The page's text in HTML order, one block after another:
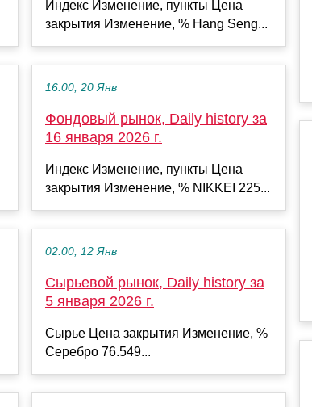
Индекс Изменение, пункты Цена
закрытия Изменение, % Hang Seng...
16:00, 20 Янв
Фондовый рынок, Daily history за
16 января 2026 г.
Индекс Изменение, пункты Цена
закрытия Изменение, % NIKKEI 225...
02:00, 12 Янв
Сырьевой рынок, Daily history за
5 января 2026 г.
Сырье Цена закрытия Изменение, %
Серебро 76.549...